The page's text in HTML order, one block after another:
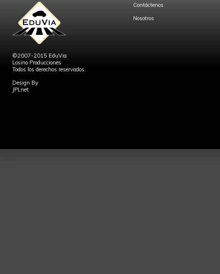
©2007-2015 EduVia
Losino Producciones
Todos los derechos reservados.
Design By
JPLnet
Contáctenos
Nosotros